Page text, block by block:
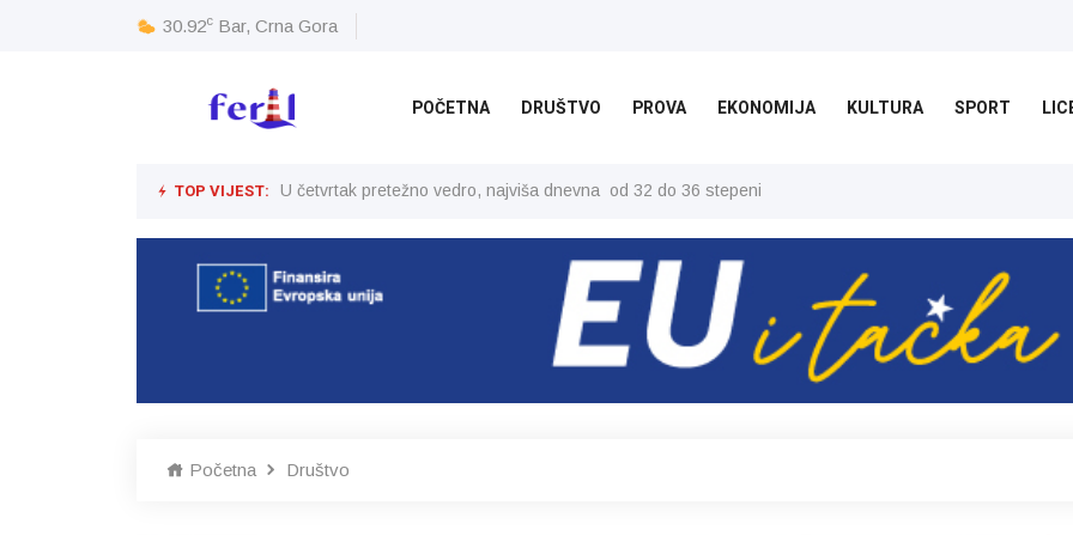
30.92c Bar, Crna Gora
POČETNA DRUŠTVO PROVA EKONOMIJA KULTURA SPORT
TOP VIJEST: U četvrtak pretežno vedro, najviša dnevna od 32 do 36 stepeni
Početna Društvo